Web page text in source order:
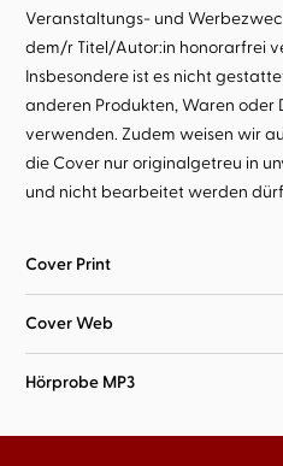
Veranstaltungs- und
dem/r Titel/Autor:in honorarfrei
Insbesondere ist es nicht
anderen Produkten, Waren oder
verwenden. Zudem weisen wir
die Cover nur originalgetreu in
und nicht bearbeitet werden
Cover Print
Cover Web
Hörprobe MP3